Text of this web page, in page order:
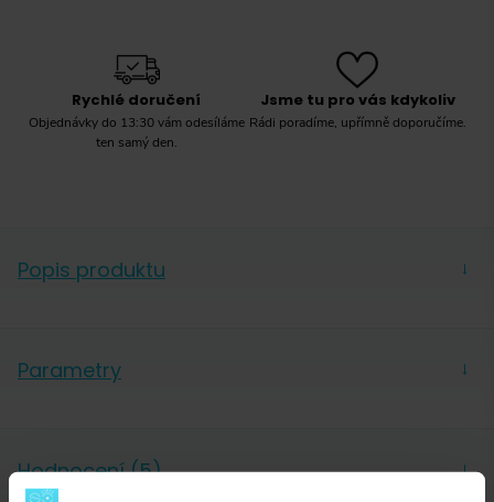
Rychlé doručení
Objednávky do 13:30 vám odesíláme
ten samý den.
Jsme tu pro vás kdykoliv
Rádi poradíme, upřímně doporučíme.
Popis produktu →
Aroma: ovoce, květiny
Parametry →
Forma
Typ kapslí/podů
Hodnocení (5) →